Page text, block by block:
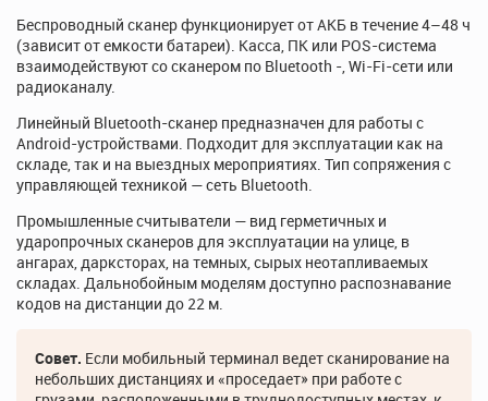
Беспроводный сканер функционирует от АКБ в течение 4–48 ч
(зависит от емкости батареи). Касса, ПК или POS-система
взаимодействуют со сканером по Bluetooth -, Wi-Fi-сети или
радиоканалу.
Линейный Bluetooth-сканер предназначен для работы с
Android-устройствами. Подходит для эксплуатации как на
складе, так и на выездных мероприятиях. Тип сопряжения с
управляющей техникой — сеть Bluetooth.
Промышленные считыватели — вид герметичных и
ударопрочных сканеров для эксплуатации на улице, в
ангарах, дарксторах, на темных, сырых неотапливаемых
складах. Дальнобойным моделям доступно распознавание
кодов на дистанции до 22 м.
Совет. Если мобильный терминал ведет сканирование на
небольших дистанциях и «проседает» при работе с